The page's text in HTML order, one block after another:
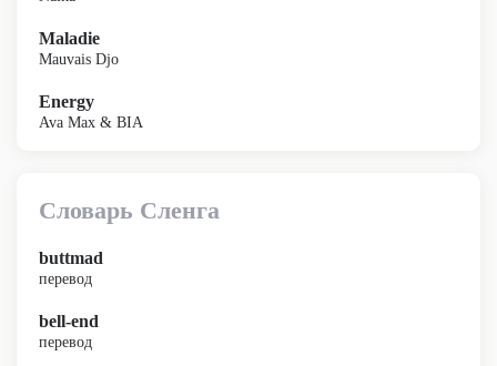
Maladie
Mauvais Djo
Energy
Ava Max & BIA
Словарь Сленга
buttmad
перевод
bell-end
перевод